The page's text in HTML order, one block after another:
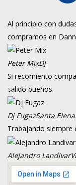
Al principio con
compramos en
Peter MixDJ
Si recomiento
salido buenos.
Dj FugazSanta Elena.
Trabajando siempre
Alejandro Landivar